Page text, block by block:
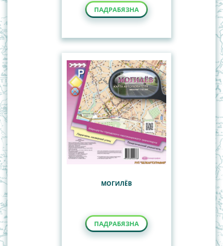
ПАДРАБЯЗНА
МОГИЛЁВ
ПАДРАБЯЗНА